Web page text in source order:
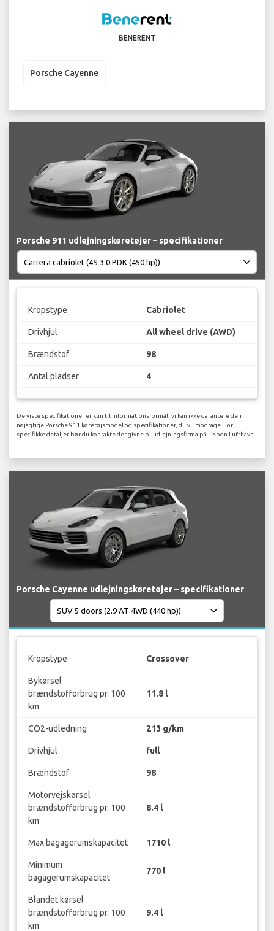
BENERENT
Porsche Cayenne
Porsche 911 udlejningskøretøjer – specifikationer
Kropstype Cabriolet
Drivhjul All wheel drive (AWD)
Brændstof 98
Antal pladser 4
De viste specifikationer er kun til informationsformål, vi kan ikke garantere den
nøjagtige Porsche 911 køretøjsmodel og specifikationer, du vil modtage. For
specifikke detaljer bør du kontakte det givne biludlejningsfirma på Lisbon Lufthavn.
Porsche Cayenne udlejningskøretøjer – specifikationer
Kropstype Crossover
Bykørsel
brændstofforbrug pr. 100
km
11.8 l
CO2-udledning 213 g/km
Drivhjul full
Brændstof 98
Motorvejskørsel
brændstofforbrug pr. 100
km
8.4 l
Max bagagerumskapacitet 1710 l
Minimum
bagagerumskapacitet
770 l
Blandet kørsel
brændstofforbrug pr. 100
km
9.4 l